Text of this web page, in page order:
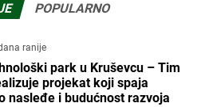
POPULARNO
ranije
park u Kruševcu – Tim
projekat koji spaja
nasleđe i budućnost razvoja